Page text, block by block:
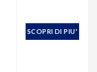
SCOPRI DI PIU'